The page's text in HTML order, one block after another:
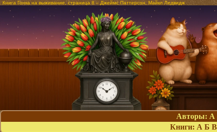
Книга Гонка на выживание, страница 8 – Джеймс Паттерсон, Майкл Ледвидж
Авторы: А
Книги: А Б В